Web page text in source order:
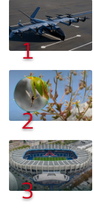
1
2
3